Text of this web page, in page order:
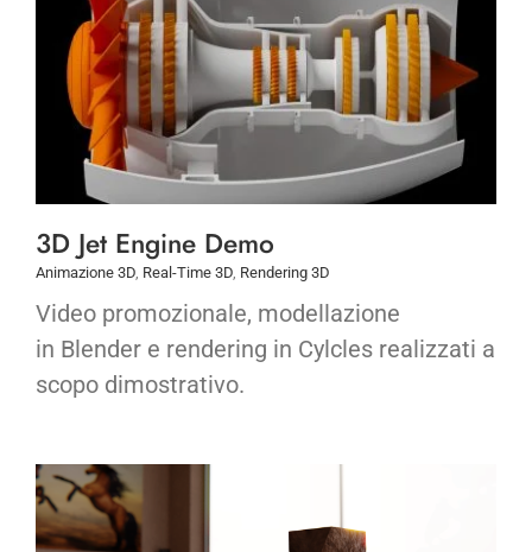
3D Jet Engine Demo
Animazione 3D, Real-Time 3D, Rendering 3D
Video promozionale, modellazione
in Blender e rendering in Cylcles realizzati a
scopo dimostrativo.